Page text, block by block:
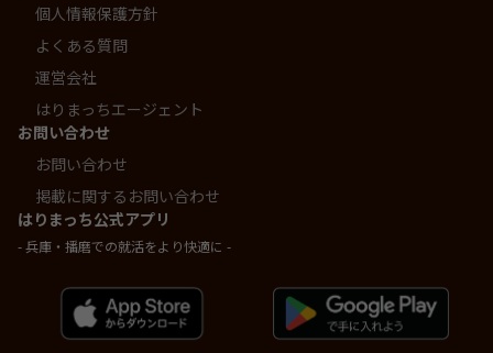
個人情報保護方針
よくある質問
運営会社
はりまっちエージェント
お問い合わせ
お問い合わせ
掲載に関するお問い合わせ
はりまっち公式アプリ
- 兵庫・播磨での就活をより快適に -